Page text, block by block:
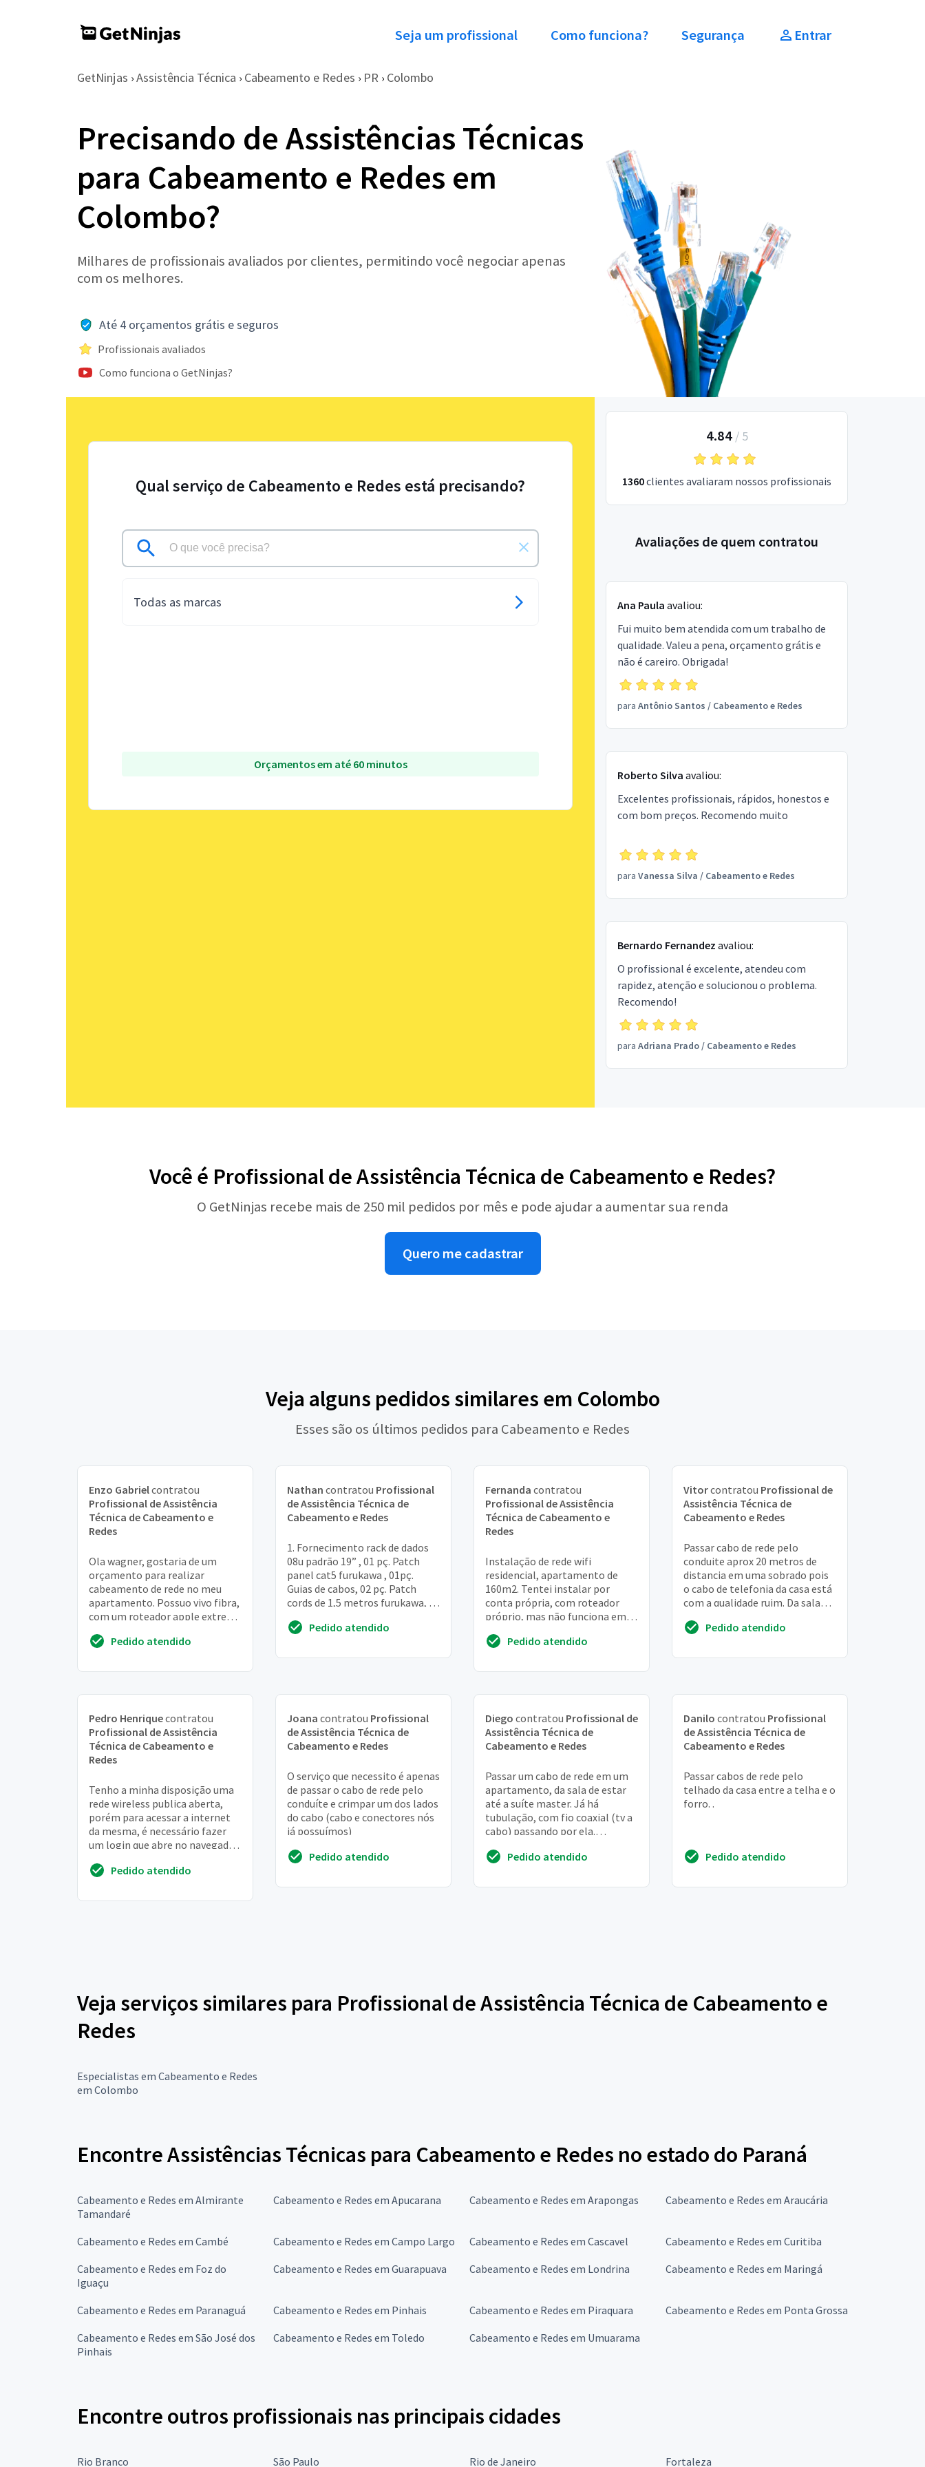
Seja um profissional Como funciona? Segurança Entrar
GetNinjas › Assistência Técnica › Cabeamento e Redes › PR › Colombo
Precisando de Assistências Técnicas
para Cabeamento e Redes em
Colombo?
Milhares de profissionais avaliados por clientes, permitindo você negociar apenas
com os melhores.
Até 4 orçamentos grátis e seguros
Profissionais avaliados
Como funciona o GetNinjas?
Qual serviço de Cabeamento e Redes está precisando?
Todas as marcas
Orçamentos em até 60 minutos
4.84/ 5
1360clientes avaliaram nossos profissionais
Avaliações de quem contratou
Ana Paula avaliou:
Fui muito bem atendida com um trabalho de
qualidade. Valeu a pena, orçamento grátis e
não é careiro. Obrigada!
para Antônio Santos / Cabeamento e Redes
Roberto Silva avaliou:
Excelentes profissionais, rápidos, honestos e
com bom preços. Recomendo muito
para Vanessa Silva / Cabeamento e Redes
Bernardo Fernandez avaliou:
O profissional é excelente, atendeu com
rapidez, atenção e solucionou o problema.
Recomendo!
para Adriana Prado/ Cabeamento e Redes
Você é Profissional de Assistência Técnica de Cabeamento e Redes?
O GetNinjas recebe mais de 250 mil pedidos por mês e pode ajudar a aumentar sua renda
Quero me cadastrar
Veja alguns pedidos similares em Colombo
Esses são os últimos pedidos para Cabeamento e Redes
Enzo Gabrielcontratou
Profissional de Assistência
Técnica de Cabeamento e
Redes
Ola wagner, gostaria de um
orçamento para realizar
cabeamento de rede no meu
apartamento. Possuo vivo fibra,
com um roteador apple extreme
porém longe no rote...
Pedido atendido
Nathan contratou Profissional
de Assistência Técnica de
Cabeamento e Redes
1. Fornecimento rack de dados
08u padrão 19” , 01 pç. Patch
panel cat5 furukawa , 01pç.
Guias de cabos, 02 pç. Patch
cords de 1,5 metros furukawa, 12
ga... Pedido atendido
Fernanda contratou
Profissional de Assistência
Técnica de Cabeamento e
Redes
Instalação de rede wifi
residencial, apartamento de
160m2. Tentei instalar por
conta própria, com roteador
próprio, mas não funciona em
uma arquitetura com...
Pedido atendido
Vitorcontratou Profissional de
Assistência Técnica de
Cabeamento e Redes
Passar cabo de rede pelo
conduite aprox 20 metros de
distancia em uma sobrado pois
o cabo de telefonia da casa está
com a qualidade ruim. Da sala
(escritório)...
Pedido atendido
Pedro Henriquecontratou
Profissional de Assistência
Técnica de Cabeamento e
Redes
Tenho a minha disposição uma
rede wireless publica aberta,
porém para acessar a internet
da mesma, é necessário fazer
um login que abre no navegador
Queria a...Pedido atendido
Joana contratou Profissional
de Assistência Técnica de
Cabeamento e Redes
O serviço que necessito é apenas
de passar o cabo de rede pelo
conduíte e crimpar um dos lados
do cabo (cabo e conectores nós
já possuímos)
Pedido atendido
Diego contratou Profissional de
Assistência Técnica de
Cabeamento e Redes
Passar um cabo de rede em um
apartamento, da sala de estar
até a suíte master. Já há
tubulação, com fio coaxial (tv a
cabo) passando por ela.
aproximado; dependendo...
Pedido atendido
Danilo contratou Profissional
de Assistência Técnica de
Cabeamento e Redes
Passar cabos de rede pelo
telhado da casa entre a telha e o
forro. .
Pedido atendido
Veja serviços similares para Profissional de Assistência Técnica de Cabeamento e
Redes
Especialistas em Cabeamento e Redes
em Colombo
Encontre Assistências Técnicas para Cabeamento e Redes no estado do Paraná
Cabeamento e Redes em Almirante
Tamandaré
Cabeamento e Redes em Apucarana Cabeamento e Redes em Arapongas Cabeamento e Redes em Araucária
Cabeamento e Redes em Cambé Cabeamento e Redes em Campo Largo Cabeamento e Redes em Cascavel
Cabeamento e Redes em Curitiba
Cabeamento e Redes em Foz do
Iguaçu
Cabeamento e Redes em Guarapuava Cabeamento e Redes em Londrina Cabeamento e Redes em Maringá
Cabeamento e Redes em Paranaguá Cabeamento e Redes em Pinhais Cabeamento e Redes em Piraquara
Cabeamento e Redes em Ponta Grossa
Cabeamento e Redes em São José dos
Pinhais
Cabeamento e Redes em Toledo Cabeamento e Redes em Umuarama
Encontre outros profissionais nas principais cidades
Rio Branco São Paulo Rio de Janeiro Fortaleza